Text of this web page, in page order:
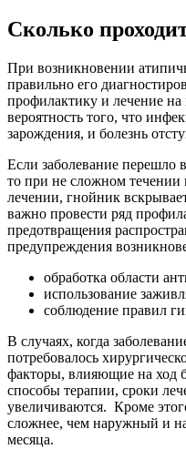
Сколько
При возникновении
правильно его
профилактику и лечение
вероятность того, что
зарождения, и болезнь
Если заболевание перешло
то при не сложном
лечении, гнойник
важно провести ряд
предотвращения
предупреждения
обработка области
использование
соблюдение правил
В случаях, когда
потребовалось
факторы, влияющие на ход
способы терапии, сроки
увеличиваются. Кроме
сложнее, чем наружный и
месяца.